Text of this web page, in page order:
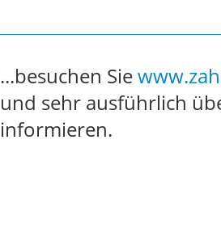
...besuchen Sie
und sehr ausführlich
informieren.